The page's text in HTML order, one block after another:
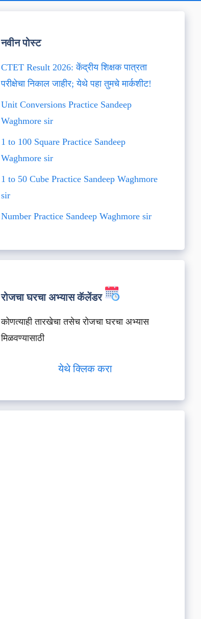
नवीन पोस्ट
CTET Result 2026: केंद्रीय शिक्षक पात्रता
परीक्षेचा निकाल जाहीर; येथे पहा तुमचे मार्कशीट!
Unit Conversions Practice Sandeep
Waghmore sir
1 to 100 Square Practice Sandeep
Waghmore sir
1 to 50 Cube Practice Sandeep Waghmore
sir
Number Practice Sandeep Waghmore sir
रोजचा घरचा अभ्यास कॅलेंडर
कोणत्याही तारखेचा तसेच रोजचा घरचा अभ्यास
मिळवण्यासाठी
येथे क्लिक करा